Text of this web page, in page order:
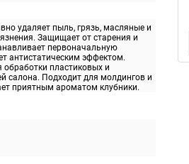
удаляет пыль, грязь, масляные и
Защищает от старения и
первоначальную
антистатическим эффектом.
обработки пластиковых и
салона. Подходит для молдингов и
приятным ароматом клубники.